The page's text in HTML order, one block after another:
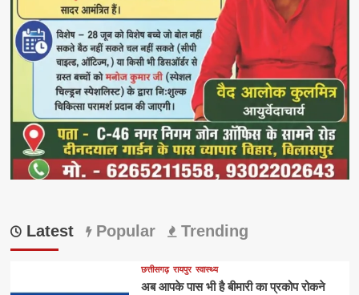
Latest Popular Trending
छत्तीसगढ़ रायपुर स्वास्थ्य
अब आपके पास भी है बीमारी का प्रकोप रोकने